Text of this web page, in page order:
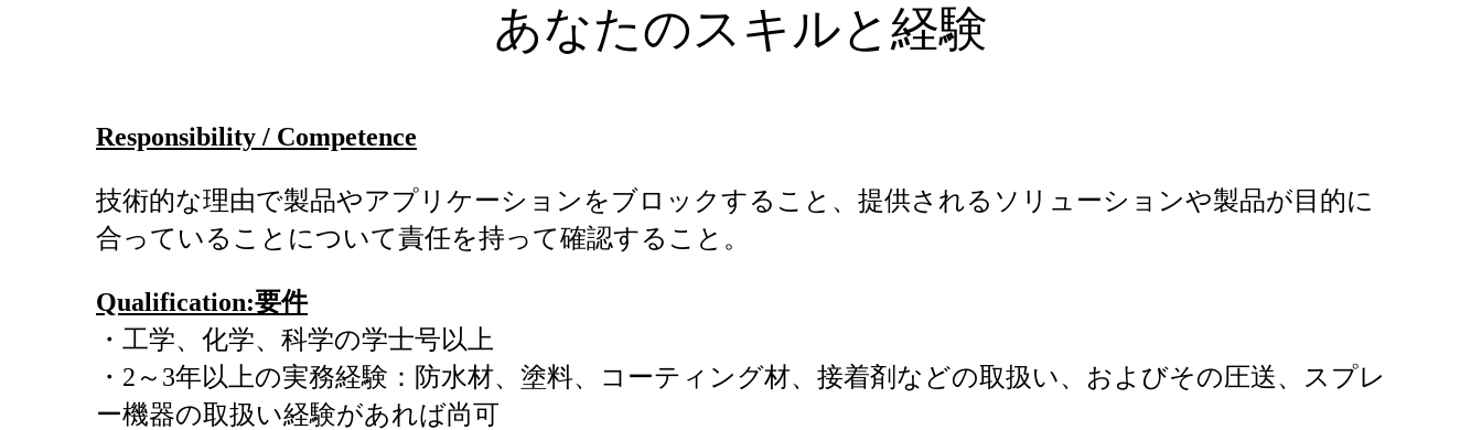
あなたのスキルと経験
Responsibility / Competence
技術的な理由で製品やアプリケーションをブロックすること、提供されるソリューションや製品が目的に
合っていることについて責任を持って確認すること。
Qualification:要件
・工学、化学、科学の学士号以上
・2～3年以上の実務経験：防水材、塗料、コーティング材、接着剤などの取扱い、およびその圧送、スプレ
ー機器の取扱い経験があれば尚可